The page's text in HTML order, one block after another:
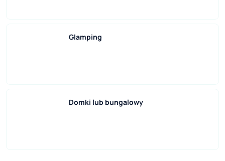
Glamping
Domki lub bungalowy